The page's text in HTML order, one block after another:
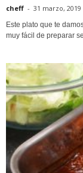
cheff - 31 marzo, 2019
Este plato que te
muy fácil de preparar